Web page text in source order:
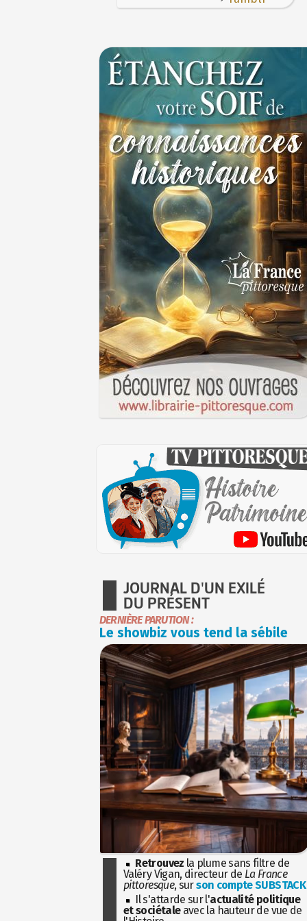
JOURNAL D'UN EXILÉ
DU PRÉSENT
DERNIÈRE PARUTION :
Le showbiz vous tend la sébile
Retrouvez la plume sans filtre de
Valéry Vigan, directeur de La France
pittoresque, surson compte SUBSTACK
Il s'attarde sur l'actualité politique
et sociétaleavec la hauteur de vue de
Le masque de l'ingérence ou le peuple
1ER JUILLET